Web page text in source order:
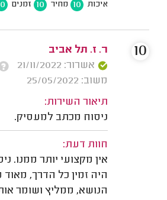
איכות 10 מחיר 10 זמנים
ר. ז. תל אביב
אשרור: 21/11/2022
משוב: 25/05/2022
תיאור השירות:
ניסוח מכתב למעסיק.
חוות דעת:
אין מקצועי יותר ממנו.
היה זמין כל הדרך,
הנושא, ממליץ ושומר
10